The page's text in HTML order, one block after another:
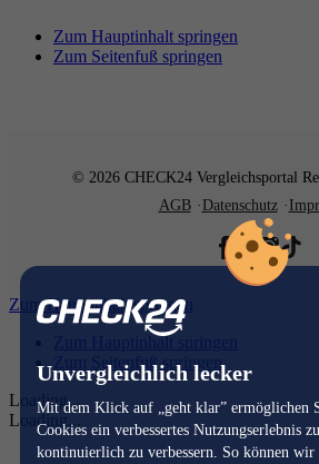
Unvergleichlich lecker
Mit dem Klick auf „geht klar” ermöglichen
Cookies ein verbessertes Nutzungserlebnis
kontinuierlich zu verbessern. So können wir
Zum Hauptinhalt springen
Zum Seitenfuß springen
© 2026 CHECK24 Vergleichsportal
AGB
Datenschutz
Zum Hauptinhalt springen
Zum Hauptinhalt springen
Zum Seitenfuß springen
Loading...
Loading...